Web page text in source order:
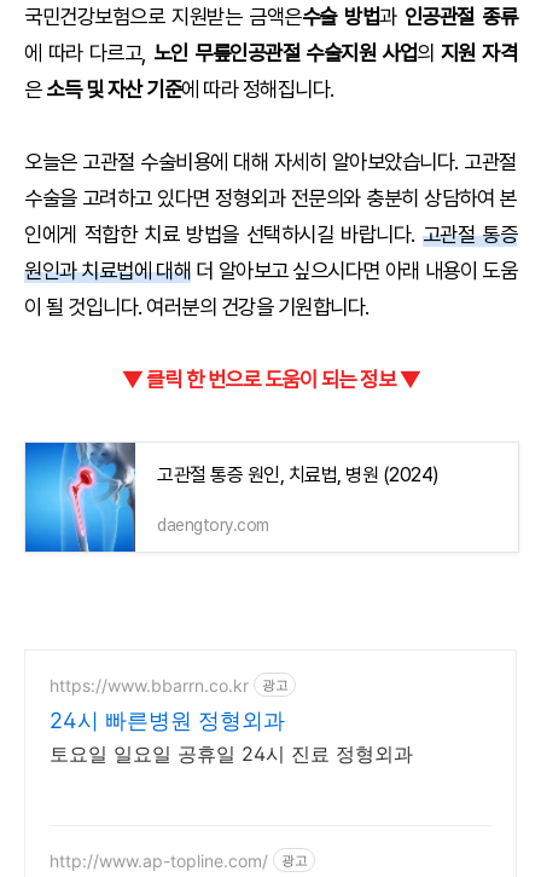
국민건강보험으로 지원받는 금액은수술 방법과 인공관절 종류
에 따라 다르고, 노인 무릎인공관절 수술지원 사업의 지원 자격
은소득 및 자산 기준에 따라 정해집니다.
오늘은 고관절 수술비용에 대해 자세히 알아보았습니다. 고관절
수술을 고려하고 있다면 정형외과 전문의와 충분히 상담하여 본
인에게 적합한 치료 방법을 선택하시길 바랍니다. 고관절 통증
원인과 치료법에 대해 더 알아보고 싶으시다면 아래 내용이 도움
이 될 것입니다. 여러분의 건강을 기원합니다.
▼ 클릭 한 번으로 도움이 되는 정보 ▼
고관절 통증 원인, 치료법, 병원 (2024)
daengtory.com
https://www.bbarrn.co.kr 광고
24시 빠른병원 정형외과
토요일 일요일 공휴일 24시 진료 정형외과
http://www.ap-topline.com/ 광고